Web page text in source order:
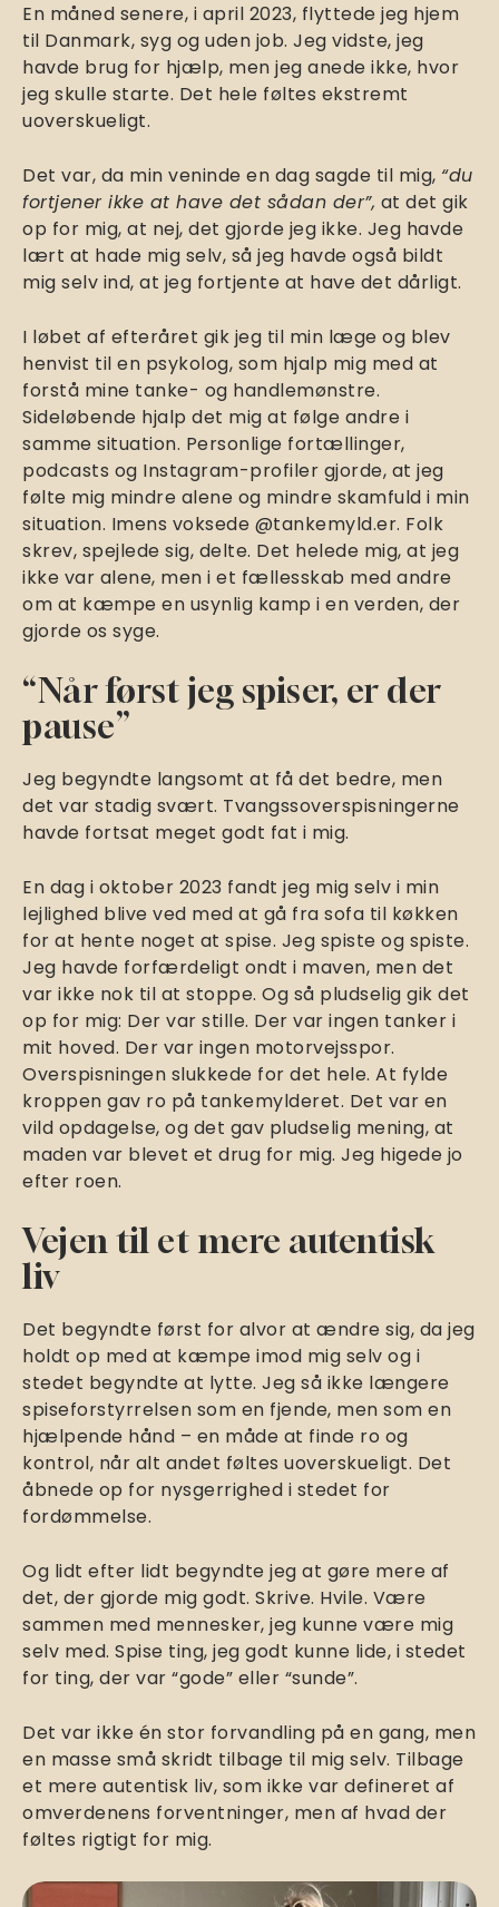
En måned senere, i april 2023, flyttede jeg hjem
til Danmark, syg og uden job. Jeg vidste, jeg
havde brug for hjælp, men jeg anede ikke, hvor
jeg skulle starte. Det hele føltes ekstremt
uoverskueligt.
Det var, da min veninde en dag sagde til mig, “du
fortjener ikke at have det sådan der”, at det gik
op for mig, at nej, det gjorde jeg ikke. Jeg havde
lært at hade mig selv, så jeg havde også bildt
mig selv ind, at jeg fortjente at have det dårligt.
I løbet af efteråret gik jeg til min læge og blev
henvist til en psykolog, som hjalp mig med at
forstå mine tanke- og handlemønstre.
Sideløbende hjalp det mig at følge andre i
samme situation. Personlige fortællinger,
podcasts og Instagram-profiler gjorde, at jeg
følte mig mindre alene og mindre skamfuld i min
situation. Imens voksede @tankemyld.er. Folk
skrev, spejlede sig, delte. Det helede mig, at jeg
ikke var alene, men i et fællesskab med andre
om at kæmpe en usynlig kamp i en verden, der
gjorde os syge.
“Når først jeg spiser, er der
pause”
Jeg begyndte langsomt at få det bedre, men
det var stadig svært. Tvangssoverspisningerne
havde fortsat meget godt fat i mig.
En dag i oktober 2023 fandt jeg mig selv i min
lejlighed blive ved med at gå fra sofa til køkken
for at hente noget at spise. Jeg spiste og spiste.
Jeg havde forfærdeligt ondt i maven, men det
var ikke nok til at stoppe. Og så pludselig gik det
op for mig: Der var stille. Der var ingen tanker i
mit hoved. Der var ingen motorvejsspor.
Overspisningen slukkede for det hele. At fylde
kroppen gav ro på tankemylderet. Det var en
vild opdagelse, og det gav pludselig mening, at
maden var blevet et drug for mig. Jeg higede jo
efter roen.
Vejen til et mere autentisk
liv
Det begyndte først for alvor at ændre sig, da jeg
holdt op med at kæmpe imod mig selv og i
stedet begyndte at lytte. Jeg så ikke længere
spiseforstyrrelsen som en fjende, men som en
hjælpende hånd – en måde at finde ro og
kontrol, når alt andet føltes uoverskueligt. Det
åbnede op for nysgerrighed i stedet for
fordømmelse.
Og lidt efter lidt begyndte jeg at gøre mere af
det, der gjorde mig godt. Skrive. Hvile. Være
sammen med mennesker, jeg kunne være mig
selv med. Spise ting, jeg godt kunne lide, i stedet
for ting, der var “gode” eller “sunde”.
Det var ikke én stor forvandling på en gang, men
en masse små skridt tilbage til mig selv. Tilbage
et mere autentisk liv, som ikke var defineret af
omverdenens forventninger, men af hvad der
føltes rigtigt for mig.